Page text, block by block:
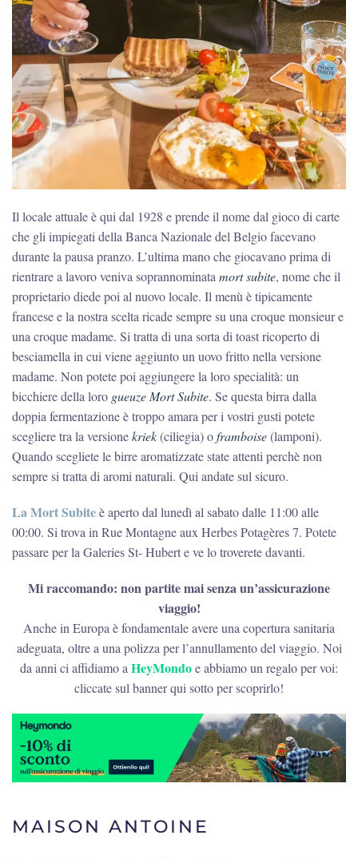
Il locale attuale è qui dal 1928 e prende il nome dal gioco di carte
che gli impiegati della Banca Nazionale del Belgio facevano
durante la pausa pranzo. L’ultima mano che giocavano prima di
rientrare a lavoro veniva soprannominata mort subite, nome che il
proprietario diede poi al nuovo locale. Il menù è tipicamente
francese e la nostra scelta ricade sempre su una croque monsieur e
una croque madame. Si tratta di una sorta di toast ricoperto di
besciamella in cui viene aggiunto un uovo fritto nella versione
madame. Non potete poi aggiungere la loro specialità: un
bicchiere della loro gueuze Mort Subite. Se questa birra dalla
doppia fermentazione è troppo amara per i vostri gusti potete
scegliere tra la versionekriek(ciliegia) oframboise(lamponi).
Quando scegliete le birre aromatizzate state attenti perchè non
sempre si tratta di aromi naturali. Qui andate sul sicuro.
La Mort Subiteè aperto dal lunedì al sabato dalle 11:00 alle
00:00. Si trova in Rue Montagne aux Herbes Potagères 7. Potete
passare per la Galeries St- Hubert e ve lo troverete davanti.
Mi raccomando: non partite mai senza un’assicurazione
viaggio!
Anche in Europa è fondamentale avere una copertura sanitaria
adeguata, oltre a una polizza per l’annullamento del viaggio. Noi
da anni ci affidiamo a HeyMondoe abbiamo un regalo per voi:
cliccate sul banner qui sotto per scoprirlo!
MAISON ANTOINE